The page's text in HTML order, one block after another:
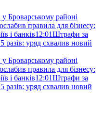
Броварському районі
правила для бізнесу:
і банків12:01Штрафи за
разів: уряд схвалив новий
Броварському районі
правила для бізнесу:
і банків12:01Штрафи за
разів: уряд схвалив новий